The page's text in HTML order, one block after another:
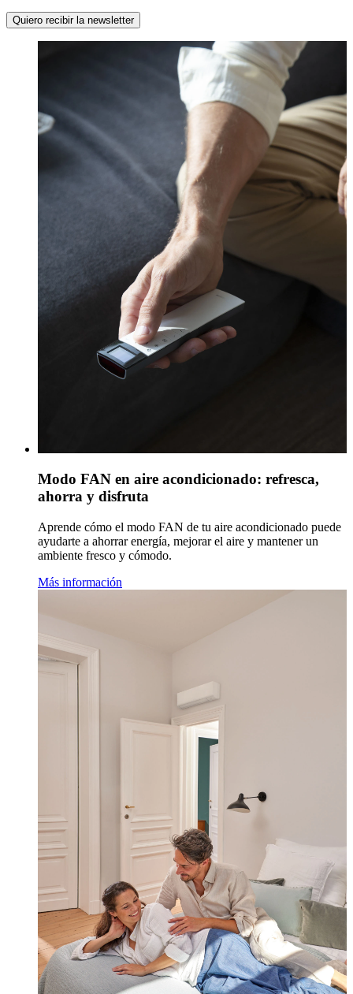
Quiero recibir la newsletter
Modo FAN en aire acondicionado: refresca,
ahorra y disfruta
Aprende cómo el modo FAN de tu aire acondicionado puede
ayudarte a ahorrar energía, mejorar el aire y mantener un
ambiente fresco y cómodo.
Más información